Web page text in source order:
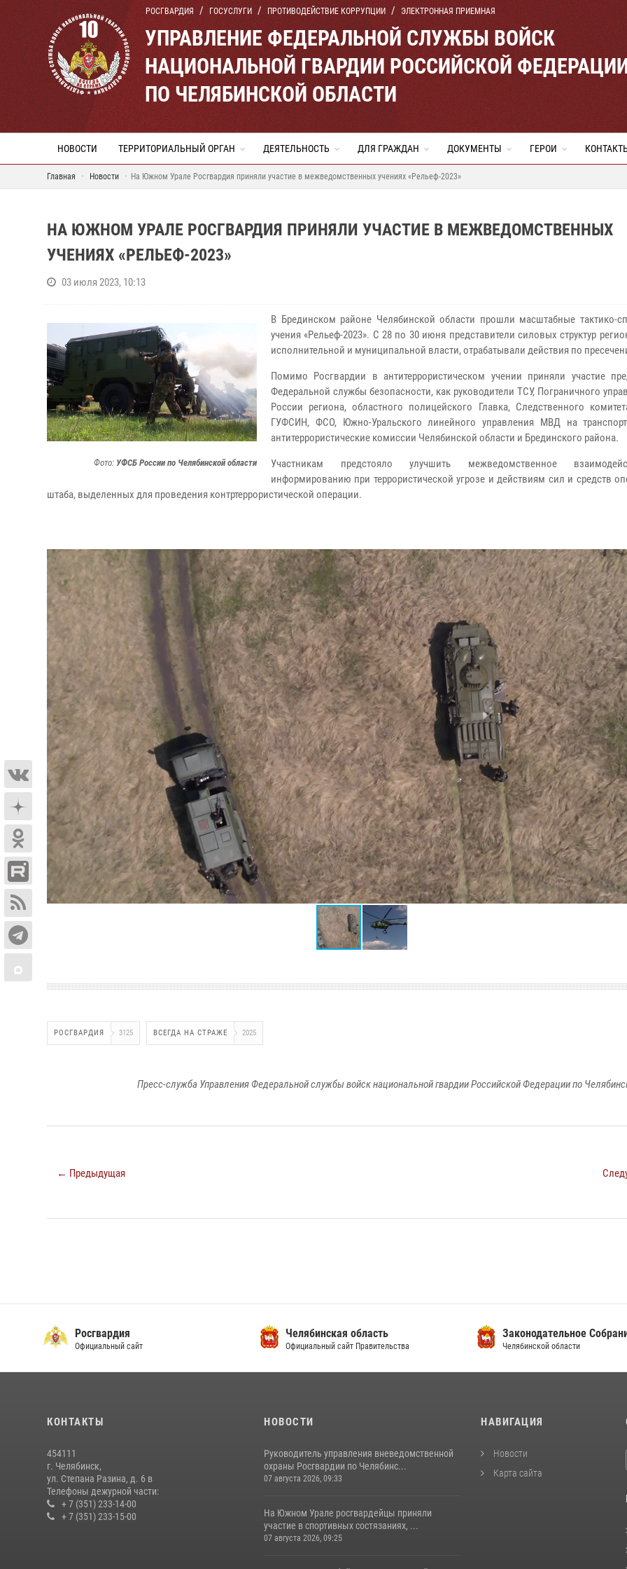
РОСГВАРДИЯ ГОСУСЛУГИ ПРОТИВОДЕЙСТВИЕ КОРРУПЦИИ ЭЛЕКТРОННАЯ ПРИЕМНАЯ
УПРАВЛЕНИЕ ФЕДЕРАЛЬНОЙ СЛУЖБЫ ВОЙСК
НАЦИОНАЛЬНОЙ ГВАРДИИ РОССИЙСКОЙ
ПО ЧЕЛЯБИНСКОЙ ОБЛАСТИ
НОВОСТИ ТЕРРИТОРИАЛЬНЫЙ ОРГАН ДЕЯТЕЛЬНОСТЬ ДЛЯ ГРАЖДАН ДОКУМЕНТЫ ГЕРОИ
Главная Новости На Южном Урале Росгвардия приняли участие в межведомственных учениях «Рельеф-2023»
НА ЮЖНОМ УРАЛЕ РОСГВАРДИЯ ПРИНЯЛИ УЧАСТИЕ В МЕЖВЕДОМСТВЕННЫХ
УЧЕНИЯХ «РЕЛЬЕФ-2023»
03 июля 2023, 10:13
Фото: УФСБ России по Челябинской области
В Брединском районе Челябинской области прошли масштабные тактико-
учения «Рельеф-2023». С 28 по 30 июня представители силовых структур
исполнительной и муниципальной власти, отрабатывали действия по
Помимо Росгвардии в антитеррористическом учении приняли участие
Федеральной службы безопасности, как руководители ТСУ, Пограничного
России региона, областного полицейского Главка, Следственного
ГУФСИН, ФСО, Южно-Уральского линейного управления МВД на
антитеррористические комиссии Челябинской области и Брединского района.
Участникам предстояло улучшить межведомственное
информированию при террористической угрозе и действиям сил и средств
штаба, выделенных для проведения контртеррористической операции.
РОСГВАРДИЯ 3125 ВСЕГДА НА СТРАЖЕ 2025
Пресс-служба Управления Федеральной службы войск национальной гвардии Российской Федерации по
← Предыдущая
Росгвардия
Официальный сайт
Челябинская область
Официальный сайт Правительства
Законодательное
Челябинской области
КОНТАКТЫ
454111
г. Челябинск,
ул. Степана Разина, д. 6 в
Телефоны дежурной части:
+ 7 (351) 233-14-00
+ 7 (351) 233-15-00
НОВОСТИ
Руководитель управления вневедомственной
охраны Росгвардии по Челябинс...
07 августа 2026, 09:33
На Южном Урале росгвардейцы приняли
участие в спортивных состязаниях, ...
07 августа 2026, 09:25
НАВИГАЦИЯ
Новости
Карта сайта